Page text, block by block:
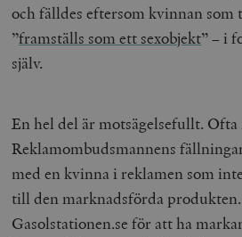
och fälldes eftersom kvinnan som
”framställs som ett sexobjekt” – i
själv.
En hel del är motsägelsefullt.
Reklamombudsmannens
med en kvinna i reklamen som
till den marknadsförda
Gasolstationen.se för att ha